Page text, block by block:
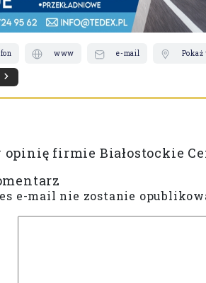
www e-mail Pokaż
opinię firmie Białostockie
e-mail nie zostanie